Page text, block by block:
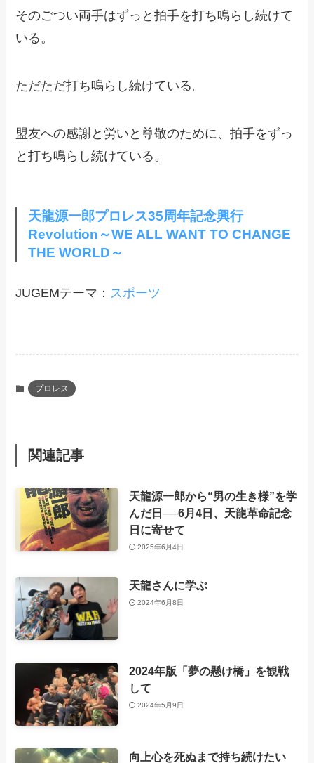
そのごつい両手はずっと拍手を打ち鳴らし続けて
いる。
ただただ打ち鳴らし続けている。
盟友への感謝と労いと尊敬のために、拍手をずっ
と打ち鳴らし続けている。
天龍源一郎プロレス35周年記念興行
Revolution～WE ALL WANT TO CHANGE
THE WORLD～
JUGEMテーマ： スポーツ
プロレス
関連記事
天龍源一郎から“男の生き様”を学
んだ日──6月4日、天龍革命記念
日に寄せて
2025年6月4日
天龍さんに学ぶ
2024年6月8日
2024年版「夢の懸け橋」を観戦
して
2024年5月9日
向上心を死ぬまで持ち続けたい